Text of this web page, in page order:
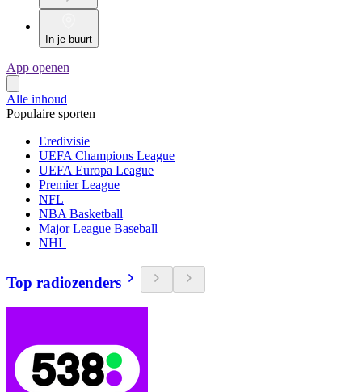
In je buurt
App openen
Alle inhoud
Populaire sporten
Eredivisie
UEFA Champions League
UEFA Europa League
Premier League
NFL
NBA Basketball
Major League Baseball
NHL
Top radiozenders